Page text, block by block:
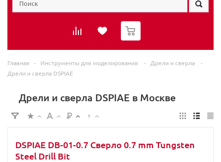
0
Главная - Инструменты для моделирования - Дрели и сверла
-
Дрели и сверла DSPIAE
Дрели и сверла DSPIAE в Москве
DSPIAE DB-01-0.7 Сверло 0.7 mm Tungsten
Steel Drill Bit